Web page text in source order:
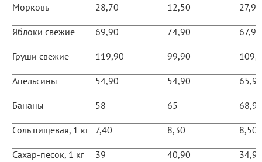
Морковь 28,70 12,50 27,90
Яблоки свежие 69,90 74,90 67,90
Груши свежие 119,90 99,90
Апельсины 54,90 54,90 65,90
Бананы 58 65 68,90
Соль пищевая, 1 кг 7,40 8,30 8,50
Сахар-песок, 1 кг 39 40,90 34,90